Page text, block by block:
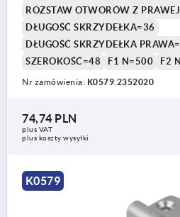
ROZSTAW OTWORÓW Z
DŁUGOŚĆ SKRZYDEŁKA=36
DŁUGOŚĆ SKRZYDEŁKA
SZEROKOŚĆ=48
F1 N=500 F2
Nr zamówienia: K0579.2352020
74,74 PLN
plus VAT
plus koszty wysyłki
K0579